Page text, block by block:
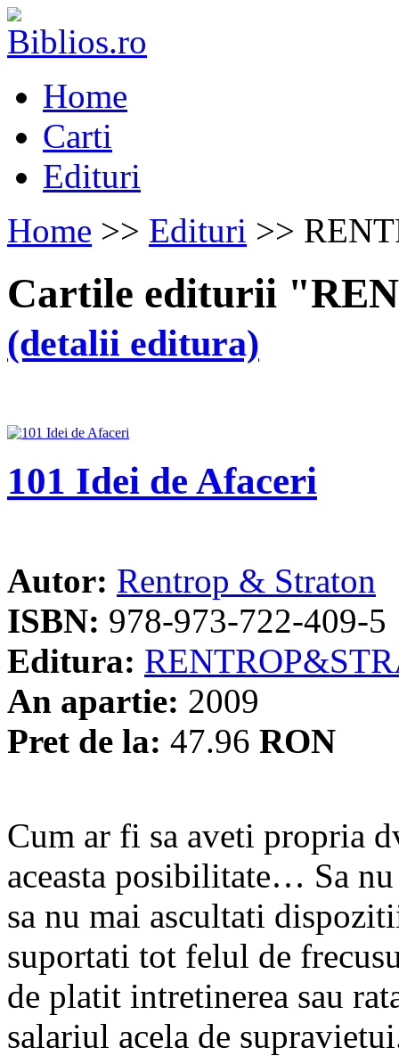
Home
Carti
Edituri
Home >> Edituri >>
Cartile editurii
(detalii editura)
101 Idei de Afaceri
Autor: Rentrop & Straton
ISBN: 978-973-722-409-5
Editura:
An apartie: 2009
Pret de la: 47.96 RON
Cum ar fi sa aveti propria
aceasta posibilitate… Sa
sa nu mai ascultati
suportati tot felul de
de platit intretinerea sau
salariul acela de